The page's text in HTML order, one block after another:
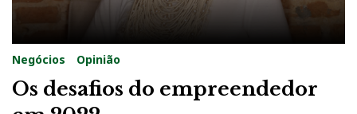
e
m
i
a
Negócios Opinião
Os desafios do empreendedor